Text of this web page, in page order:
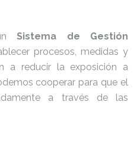
Sistema de Gestión
procesos, medidas y
a reducir la exposición a
cooperar para que el
a través de las